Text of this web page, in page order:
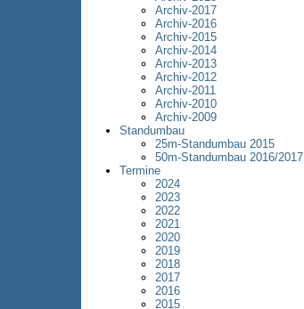
Archiv-2017
Archiv-2016
Archiv-2015
Archiv-2014
Archiv-2013
Archiv-2012
Archiv-2011
Archiv-2010
Archiv-2009
Standumbau
25m-Standumbau 2015
50m-Standumbau 2016/2017
Termine
2024
2023
2022
2021
2020
2019
2018
2017
2016
2015